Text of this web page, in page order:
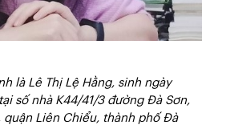
là Lê Thị Lệ Hằng, sinh ngày
số nhà K44/41/3 đường Đà Sơn,
quận Liên Chiểu, thành phố Đà